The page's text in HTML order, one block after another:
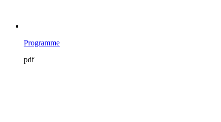
Programme
pdf